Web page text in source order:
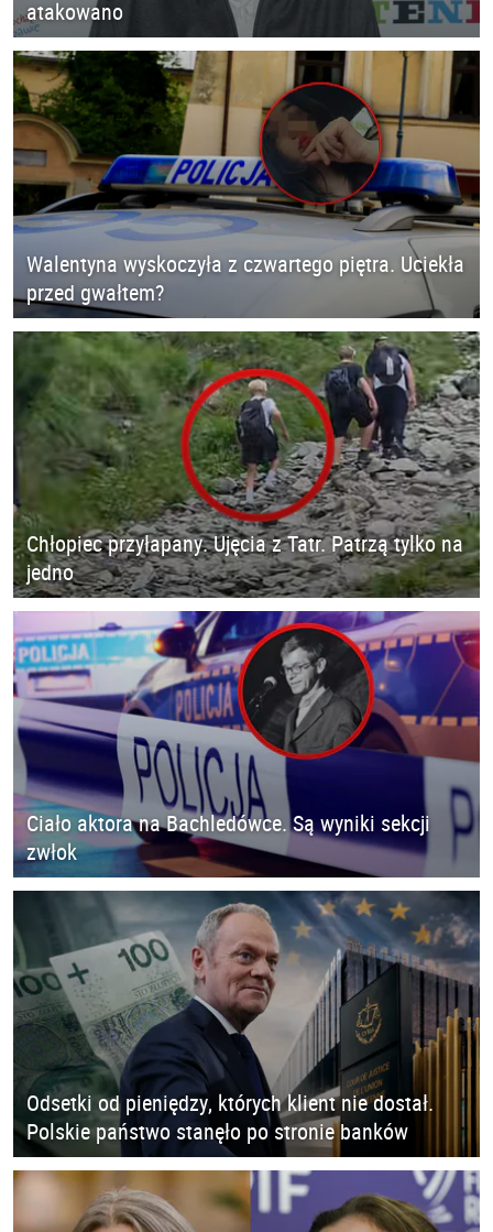
atakowano
Walentyna wyskoczyła z czwartego piętra. Uciekła
przed gwałtem?
Chłopiec przyłapany. Ujęcia z Tatr. Patrzą tylko na
jedno
Ciało aktora na Bachledówce. Są wyniki sekcji
zwłok
Odsetki od pieniędzy, których klient nie dostał.
Polskie państwo stanęło po stronie banków